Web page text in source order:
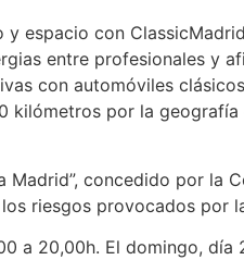
espacio con
entre profesionales y
con automóviles
por la
concedido por la
riesgos provocados por
20,00h. El domingo, día